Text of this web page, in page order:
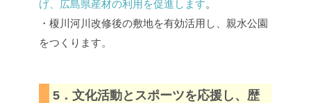
げ、広島県産材の利用を促進します。
・榎川河川改修後の敷地を有効活用し、親水公園
をつくります。
5．文化活動とスポーツを応援し、歴